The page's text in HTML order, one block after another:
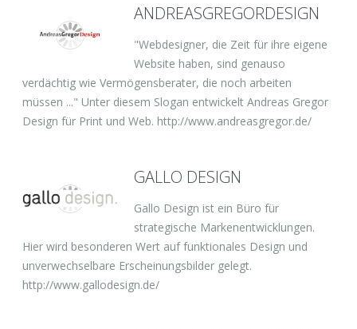
ANDREASGREGORDESIGN
"Webdesigner, die Zeit für ihre eigene
Website haben, sind genauso
verdächtig wie Vermögensberater, die noch arbeiten
müssen ..." Unter diesem Slogan entwickelt Andreas Gregor
Design für Print und Web. http://www.andreasgregor.de/
GALLO DESIGN
Gallo Design ist ein Büro für
strategische Markenentwicklungen.
Hier wird besonderen Wert auf funktionales Design und
unverwechselbare Erscheinungsbilder gelegt.
http://www.gallodesign.de/